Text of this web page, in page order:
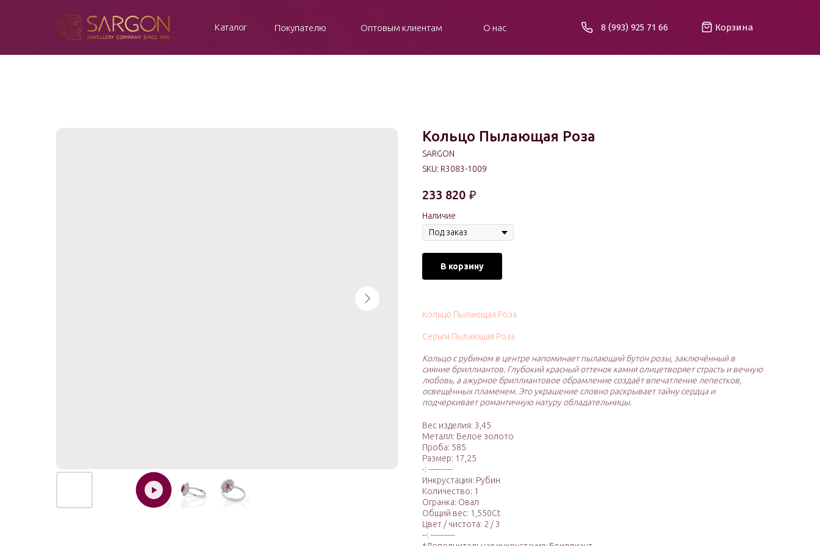
8 (993) 925 71 66 Корзина
О нас
Покупателю Оптовым клиентам
Каталог
Кольцо Пылающая Роза
SARGON
SKU: R3083-1009
233 820 ₽
Наличие
В корзину
Кольцо Пылающая Роза
Серьги Пылающая Роза
Кольцо с рубином в центре напоминает пылающий бутон розы, заключённый в
сияние бриллиантов. Глубокий красный оттенок камня олицетворяет страсть и вечную
любовь, а ажурное бриллиантовое обрамление создаёт впечатление лепестков,
освещённых пламенем. Это украшение словно раскрывает тайну сердца и
подчеркивает романтичную натуру обладательницы.
Вес изделия: 3,45
Металл: Белое золото
Проба: 585
Размер: 17,25
-: ----------
Инкрустация: Рубин
Количество: 1
Огранка: Овал
Общий вес: 1,550Ct
Цвет / чистота: 2 / 3
--: ----------